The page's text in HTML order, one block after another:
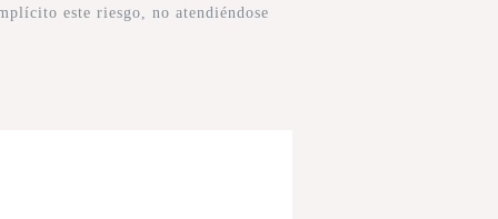
este riesgo, no atendiéndose